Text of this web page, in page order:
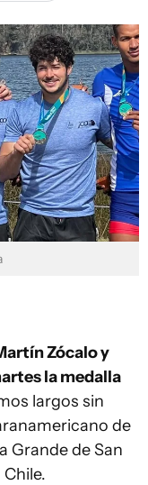
Zócalo y
la medalla
largos sin
de
Grande de San